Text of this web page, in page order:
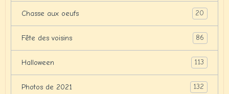
Chasse aux oeufs 20
Fête des voisins 86
Halloween 113
Photos de 2021 132